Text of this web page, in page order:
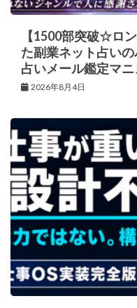
【1500部突破☆ロ
た副業ネット占い
占いメール鑑定マニ
2026年8月4日